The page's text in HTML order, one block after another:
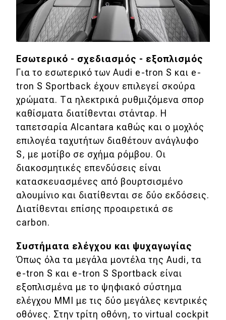
Εσωτερικό - σχεδιασμός - εξοπλισμός
Για το εσωτερικό των Audi e-tron S και e-
tron S Sportback έχουν επιλεγεί σκούρα
χρώματα. Τα ηλεκτρικά ρυθμιζόμενα σπορ
καθίσματα διατίθενται στάνταρ. Η
ταπετσαρία Alcantara καθώς και ο μοχλός
επιλογέα ταχυτήτων διαθέτουν ανάγλυφο
S, με μοτίβο σε σχήμα ρόμβου. Οι
διακοσμητικές επενδύσεις είναι
κατασκευασμένες από βουρτσισμένο
αλουμίνιο και διατίθενται σε δύο εκδόσεις.
Διατίθενται επίσης προαιρετικά σε
carbon.
Συστήματα ελέγχου και ψυχαγωγίας
Όπως όλα τα μεγάλα μοντέλα της Audi, τα
e-tron S και e-tron S Sportback είναι
εξοπλισμένα με το ψηφιακό σύστημα
ελέγχου MMI με τις δύο μεγάλες κεντρικές
οθόνες. Στην τρίτη οθόνη, το virtual cockpit